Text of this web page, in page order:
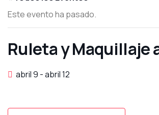
Este evento ha pasado.
Ruleta y Maquillaje
abril 9 -abril 12